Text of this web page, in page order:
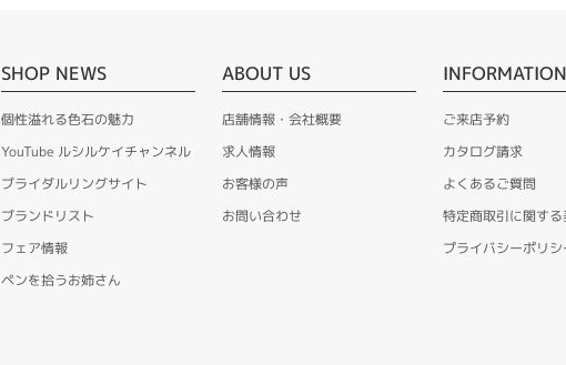
SHOP NEWS
個性溢れる色石の魅力
YouTube ルシルケイチャンネル
ブライダルリングサイト
ブランドリスト
フェア情報
ペンを拾うお姉さん
ABOUT US
店舗情報・会社概要
求人情報
お客様の声
お問い合わせ
INFORMATION
ご来店予約
カタログ請求
よくあるご質問
特定商取引に関する
プライバシーポリシ